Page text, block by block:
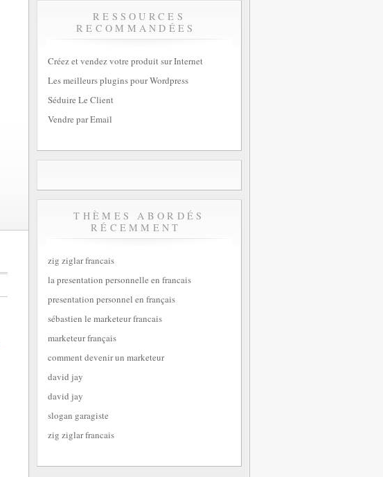
RESSOURCES
RECOMMANDÉES
Créez et vendez votre produit sur Internet
Les meilleurs plugins pour Wordpress
Séduire Le Client
Vendre par Email
THÈMES ABORDÉS
RÉCEMMENT
zig ziglar francais
la presentation personnelle en francais
presentation personnel en français
sébastien le marketeur francais
marketeur français
comment devenir un marketeur
david jay
david jay
slogan garagiste
zig ziglar francais